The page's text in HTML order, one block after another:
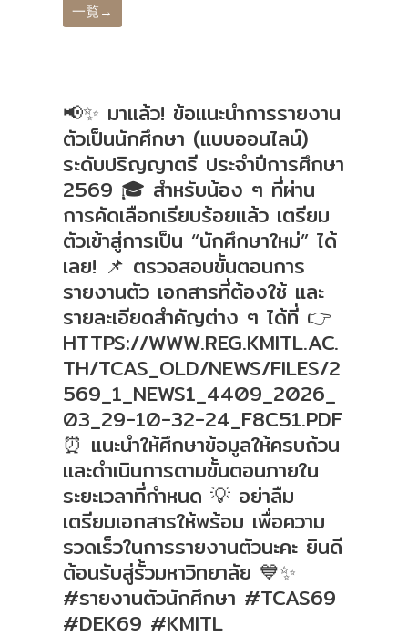
一覧→
📢✨ มาแล้ว! ข้อแนะนำการรายงาน
ตัวเป็นนักศึกษา (แบบออนไลน์)
ระดับปริญญาตรี ประจำปีการศึกษา
2569 🎓 สำหรับน้อง ๆ ที่ผ่าน
การคัดเลือกเรียบร้อยแล้ว เตรียม
ตัวเข้าสู่การเป็น “นักศึกษาใหม่” ได้
เลย! 📌 ตรวจสอบขั้นตอนการ
รายงานตัว เอกสารที่ต้องใช้ และ
รายละเอียดสำคัญต่าง ๆ ได้ที่ 👉
HTTPS://WWW.REG.KMITL.AC.
TH/TCAS_OLD/NEWS/FILES/2
569_1_NEWS1_4409_2026_
03_29-10-32-24_F8C51.PDF
⏰ แนะนำให้ศึกษาข้อมูลให้ครบถ้วน
และดำเนินการตามขั้นตอนภายใน
ระยะเวลาที่กำหนด 💡 อย่าลืม
เตรียมเอกสารให้พร้อม เพื่อความ
รวดเร็วในการรายงานตัวนะคะ ยินดี
ต้อนรับสู่รั้วมหาวิทยาลัย 💙✨
#รายงานตัวนักศึกษา #TCAS69
#DEK69 #KMITL